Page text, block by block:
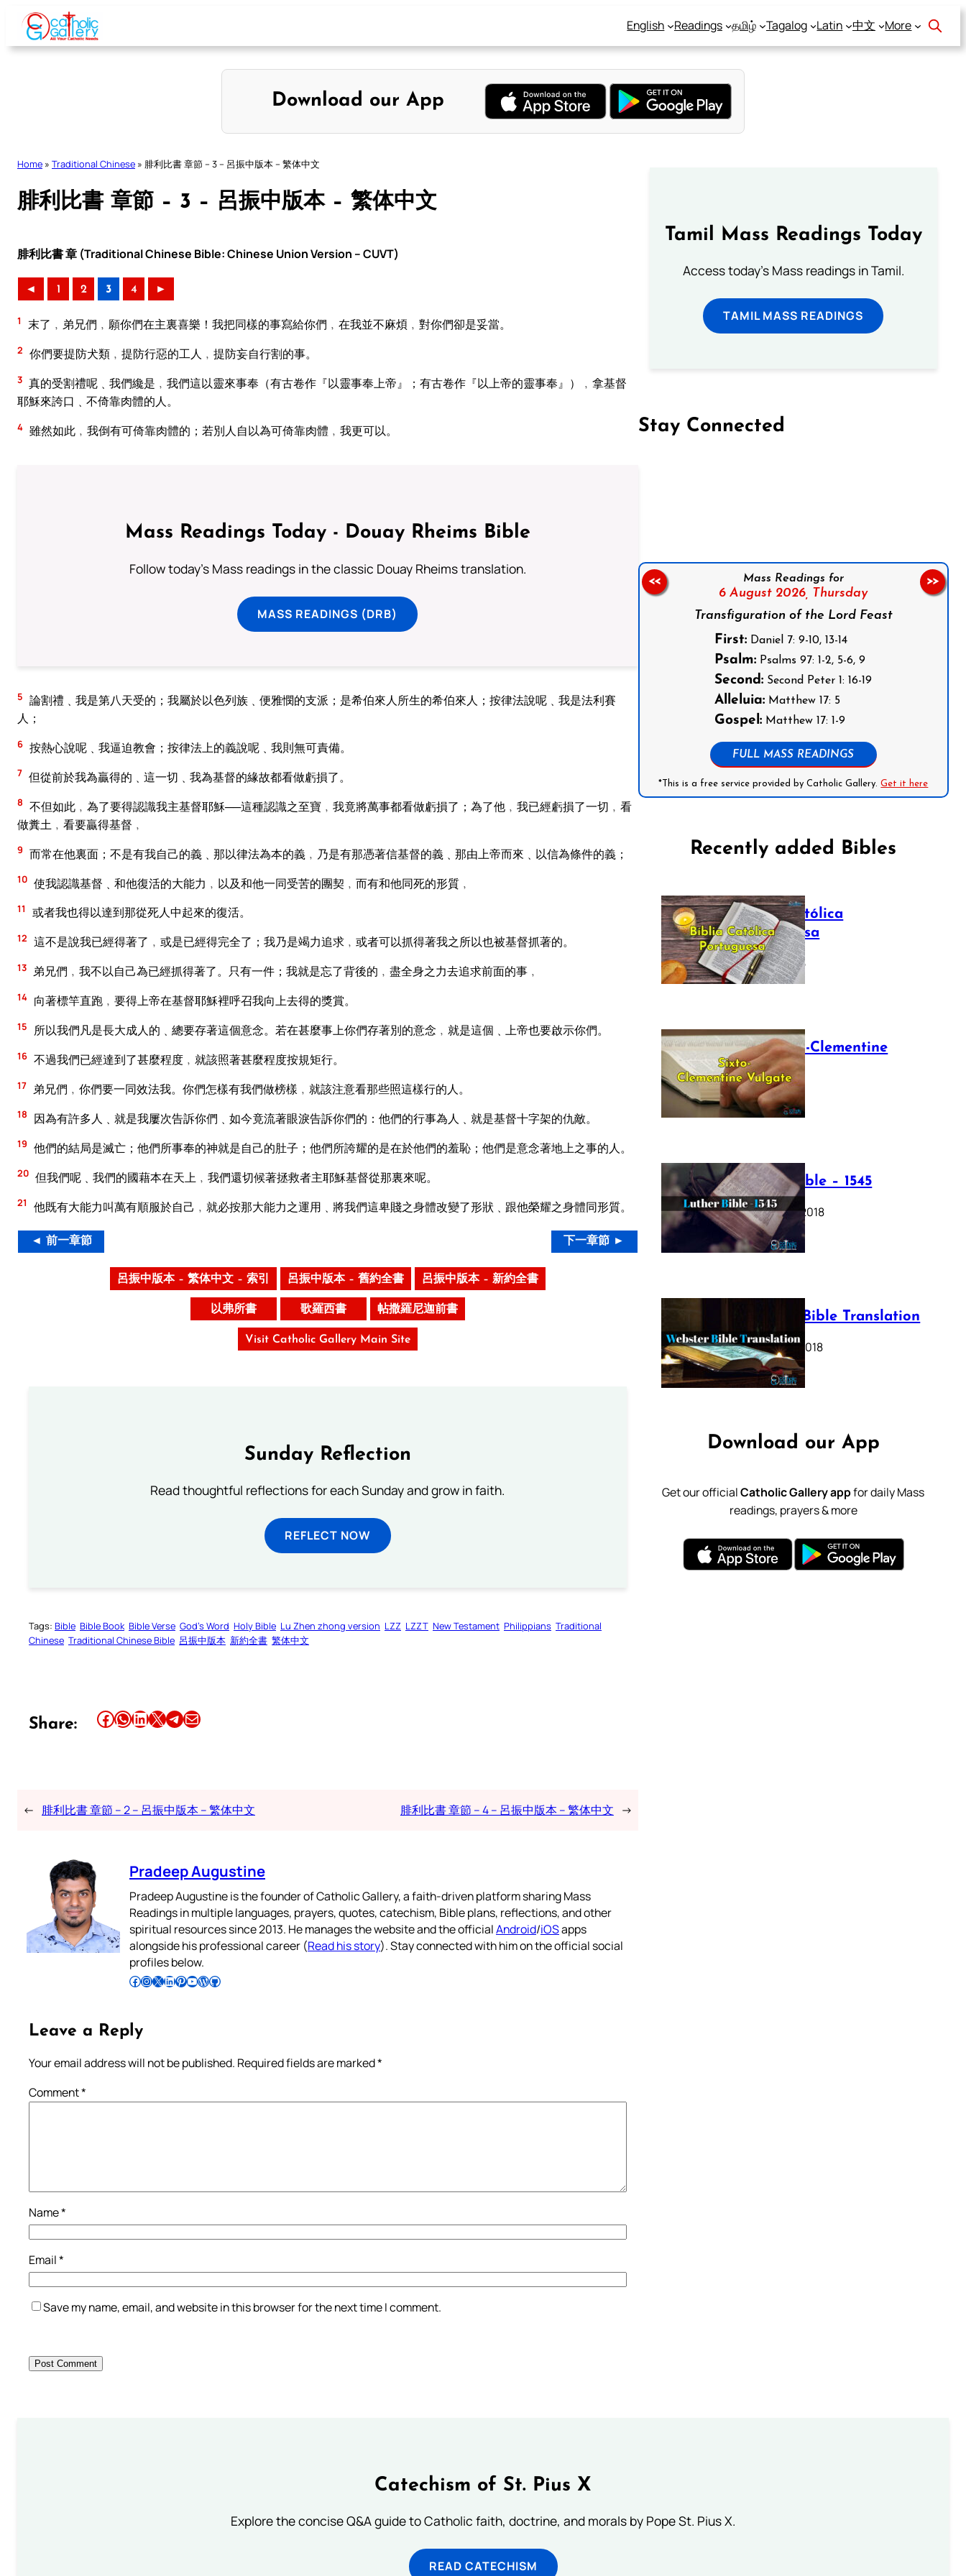
Skip
content
English Readings தமிழ் Tagalog Latin 中文 More
Download our App
Home » Traditional Chinese » 腓利比書 章節 – 3 – 呂振中版本 – 繁体中文
腓利比書 章節 – 3 – 呂振中版本 – 繁体中文
腓利比書 章 (Traditional Chinese Bible: Chinese Union Version – CUVT)
◄ 1 2 3 4 ►
1 末了﹐弟兄們﹐願你們在主裏喜樂！我把同樣的事寫給你們﹐在我並不麻煩﹐對你們卻是妥當。
2 你們要提防犬類﹐提防行惡的工人﹐提防妄自行割的事。
3 真的受割禮呢﹑我們纔是﹐我們這以靈來事奉（有古卷作『以靈事奉上帝』；有古卷作『以上帝的靈事奉』）﹐拿基督
耶穌來誇口﹑不倚靠肉體的人。
4 雖然如此﹐我倒有可倚靠肉體的；若別人自以為可倚靠肉體﹐我更可以。
Mass Readings Today - Douay Rheims Bible
Follow today's Mass readings in the classic Douay Rheims translation.
MASS READINGS (DRB)
5 論割禮﹑我是第八天受的；我屬於以色列族﹑便雅憫的支派；是希伯來人所生的希伯來人；按律法說呢﹑我是法利賽
人；
6 按熱心說呢﹑我逼迫教會；按律法上的義說呢﹑我則無可責備。
7 但從前於我為贏得的﹑這一切﹑我為基督的緣故都看做虧損了。
8 不但如此﹐為了要得認識我主基督耶穌──這種認識之至寶﹐我竟將萬事都看做虧損了；為了他﹐我已經虧損了一切﹐看
做糞土﹐看要贏得基督﹐
9 而常在他裏面；不是有我自己的義﹑那以律法為本的義﹐乃是有那憑著信基督的義﹑那由上帝而來﹑以信為條件的義；
10 使我認識基督﹑和他復活的大能力﹐以及和他一同受苦的團契﹐而有和他同死的形質﹐
11 或者我也得以達到那從死人中起來的復活。
12 這不是說我已經得著了﹐或是已經得完全了；我乃是竭力追求﹐或者可以抓得著我之所以也被基督抓著的。
13 弟兄們﹐我不以自己為已經抓得著了。只有一件；我就是忘了背後的﹐盡全身之力去追求前面的事﹐
14 向著標竿直跑﹐要得上帝在基督耶穌裡呼召我向上去得的獎賞。
15 所以我們凡是長大成人的﹑總要存著這個意念。若在甚麼事上你們存著別的意念﹐就是這個﹑上帝也要啟示你們。
16 不過我們已經達到了甚麼程度﹐就該照著甚麼程度按規矩行。
17 弟兄們﹐你們要一同效法我。你們怎樣有我們做榜樣﹐就該注意看那些照這樣行的人。
18 因為有許多人﹑就是我屢次告訴你們﹑如今竟流著眼淚告訴你們的：他們的行事為人﹑就是基督十字架的仇敵。
19 他們的結局是滅亡；他們所事奉的神就是自己的肚子；他們所誇耀的是在於他們的羞恥；他們是意念著地上之事的人。
20 但我們呢﹑我們的國藉本在天上﹐我們還切候著拯救者主耶穌基督從那裏來呢。
21 他既有大能力叫萬有順服於自己﹐就必按那大能力之運用﹑將我們這卑賤之身體改變了形狀﹑跟他榮耀之身體同形質。
◄ 前一章節 下一章節 ►
呂振中版本 – 繁体中文 – 索引 呂振中版本 – 舊約全書 呂振中版本 – 新約全書
以弗所書 歌羅西書 帖撒羅尼迦前書
Visit Catholic Gallery Main Site
Sunday Reflection
Read thoughtful reflections for each Sunday and grow in faith.
REFLECT NOW
Tags: Bible Bible Book Bible Verse God’s Word Holy Bible Lu Zhen zhong version LZZ LZZT New Testament Philippians Traditional
Chinese Traditional Chinese Bible 呂振中版本 新約全書 繁体中文
Share: Share this article on Facebook Share this article on WhatsApp Share this article on LinkedIn Share this article on X Share this article on TelegramEmail this Article
← 腓利比書 章節 – 2 – 呂振中版本 – 繁体中文 腓利比書 章節 – 4 – 呂振中版本 – 繁体中文 →
Pradeep Augustine
Pradeep Augustine is the founder of Catholic Gallery, a faith-driven platform sharing Mass
Readings in multiple languages, prayers, quotes, catechism, Bible plans, reflections, and other
spiritual resources since 2013. He manages the website and the officialAndroid/iOSapps
alongside his professional career (Read his story). Stay connected with him on the official social
profiles below.
Follow Pradeep on Facebook Follow Pradeep on InstagramFollow Pradeep on X Follow Pradeep on LinkedIn Follow Pradeep on Pinterest Subscribe to Pradeep’s Youtube Channel Follow Pradeep on WordPress Follow Pradeep on GitHub
Leave a Reply
Your email address will not be published. Required fields are marked*
Comment*
Name*
Email*
Save my name, email, and website in this browser for the next time I comment.
Tamil Mass Readings Today
Access today's Mass readings in Tamil.
TAMIL MASS READINGS
Stay Connected
Mass Readings for
6 August 2026, Thursday
Transfiguration of the Lord Feast
First: Daniel 7: 9-10, 13-14
Psalm: Psalms 97: 1-2, 5-6, 9
Second: Second Peter 1: 16-19
Alleluia: Matthew 17: 5
Gospel: Matthew 17: 1-9
FULL MASS READINGS
*This is a free service provided by Catholic Gallery.Get it here
<< >>
Recently added Bibles
Bíblia Católica
Portuguesa
July 16, 2025
The Sixto-Clementine
Vulgate
July 12, 2025
Luther Bible – 1545
October 17, 2018
Webster Bible Translation
October 11, 2018
Download our App
Get our officialCatholic Gallery appfor daily Mass
readings, prayers & more
Catechism of St. Pius X
Explore the concise Q&A guide to Catholic faith, doctrine, and morals by Pope St. Pius X.
READ CATECHISM